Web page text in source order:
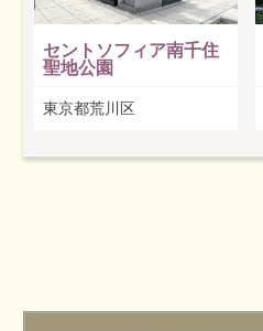
セントソフィア南千住
聖地公園
東京都荒川区